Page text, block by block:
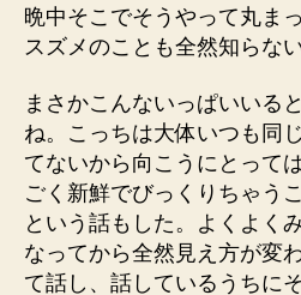
晩中そこでそうやって丸ま
スズメのことも全然知らない
まさかこんないっぱいいる
ね。こっちは大体いつも同
てないから向こうにとって
ごく新鮮でびっくりちゃう
という話もした。よくよく
なってから全然見え方が変
て話し、話しているうちに